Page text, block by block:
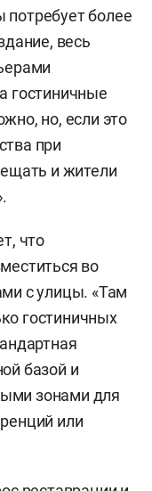
более
весь
гостиничные
но, если это
при
и жители
что
во
с улицы. «Там
гостиничных
базой и
зонами для
или